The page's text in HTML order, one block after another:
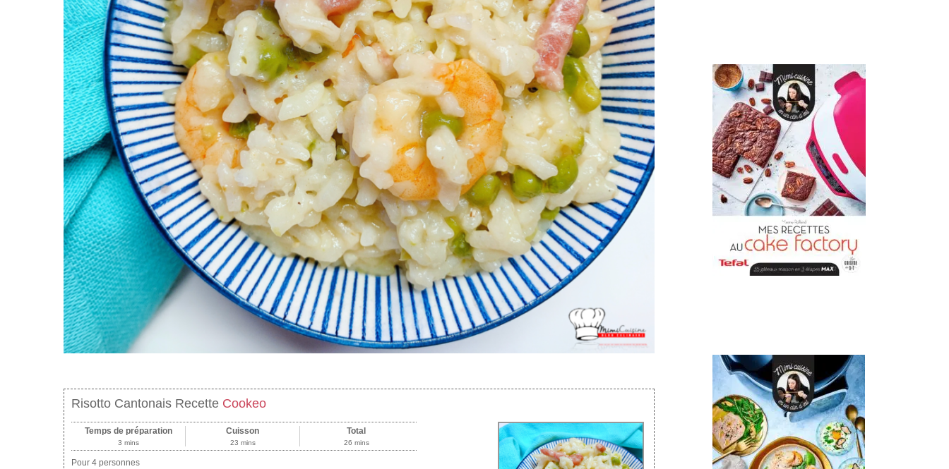
Risotto Cantonais Recette Cookeo
Temps de préparation
3 mins
Cuisson
23 mins
Total
26 mins
Pour 4 personnes